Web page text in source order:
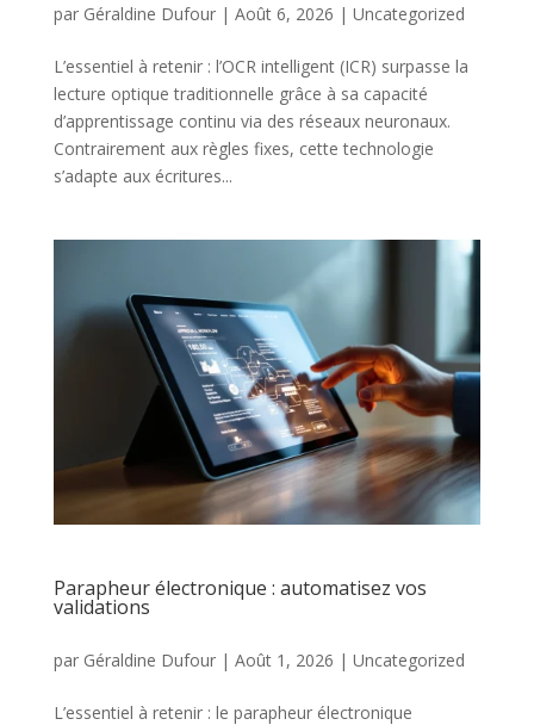
par Géraldine Dufour| Août 6, 2026 | Uncategorized
L’essentiel à retenir : l’OCR intelligent (ICR) surpasse la
lecture optique traditionnelle grâce à sa capacité
d’apprentissage continu via des réseaux neuronaux.
Contrairement aux règles fixes, cette technologie
s’adapte aux écritures...
Parapheur électronique : automatisez vos
validations
par Géraldine Dufour| Août 1, 2026 | Uncategorized
L’essentiel à retenir : le parapheur électronique